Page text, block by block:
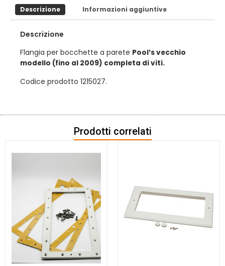
Descrizione Informazioni aggiuntive
Descrizione
Flangia per bocchette a parete Pool’s vecchio
modello (fino al 2009) completa di viti.
Codice prodotto 1215027.
Prodotti correlati